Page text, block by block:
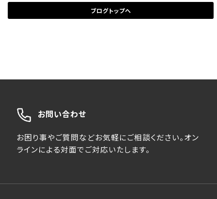
ブログトップへ
お問い合わせ
お困り事やご質問などお気軽にご相談ください。オン
ラインによる対面でご対応いたします。